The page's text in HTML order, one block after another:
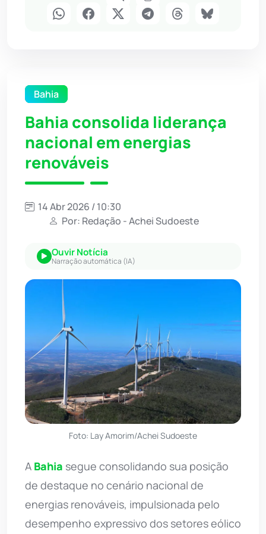
Bahia
Bahia consolida liderança
nacional em energias
renováveis
14 Abr 2026 / 10:30
Por: Redação - Achei Sudoeste
Ouvir Notícia
Narração automática (IA)
Foto: Lay Amorim/Achei Sudoeste
A Bahia segue consolidando sua posição
de destaque no cenário nacional de
energias renováveis, impulsionada pelo
desempenho expressivo dos setores eólico